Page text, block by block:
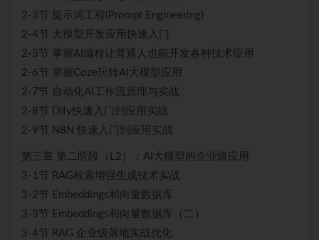
2-3节 提示词工程(Prompt Engineering)
2-4节 大模型开发应用快速入门
2-5节 掌握Al编程让普通人也能开发各种技术应用
2-6节 掌握Coze玩转Al大模型应用
2-7节 自动化AI工作流原理与实战
2-8节 Dify快速入门到应用实战
2-9节 N8N 快速入门到应用实战
第三章 第二阶段（L2）：AI大模型的企业级应用
3-1节 RAG检索增强生成技术实战
3-2节 Embeddings和向量数据库
3-3节 Embeddings和向量数据库（二）
3-4节 RAG 企业级落地实战优化